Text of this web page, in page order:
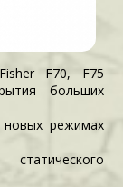
F70, F75
больших
режимах